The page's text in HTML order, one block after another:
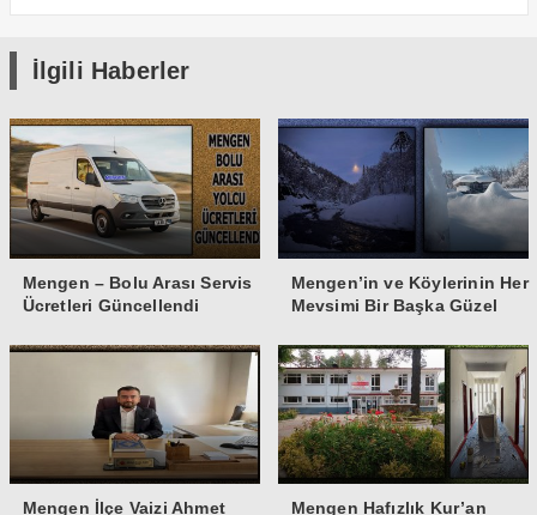
İlgili Haberler
Mengen – Bolu Arası Servis
Ücretleri Güncellendi
Mengen’in ve Köylerinin Her
Mevsimi Bir Başka Güzel
Mengen İlçe Vaizi Ahmet
Mengen Hafızlık Kur’an